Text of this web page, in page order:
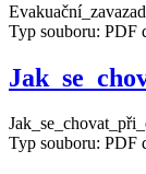
Typ souboru: PDF
Typ souboru: PDF